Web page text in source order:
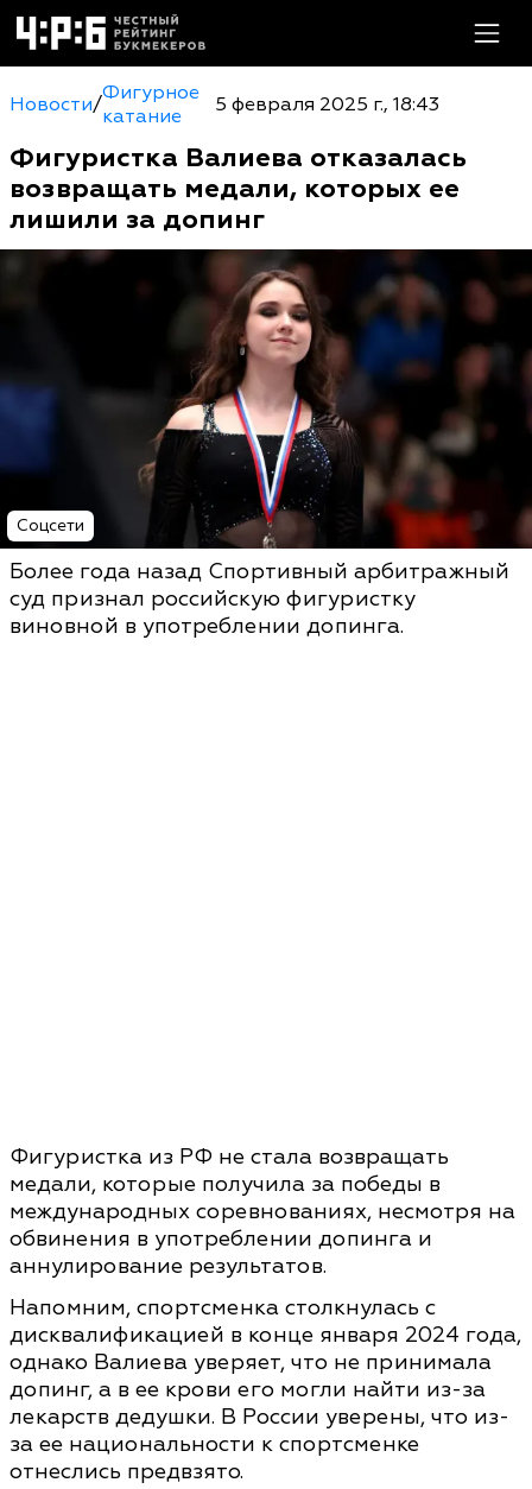
Новости/Фигурное
катание
5 февраля 2025 г., 18:43
Фигуристка Валиева отказалась
возвращать медали, которых ее
лишили за допинг
Соцсети
Более года назад Спортивный арбитражный
суд признал российскую фигуристку
виновной в употреблении допинга.
Фигуристка из РФ не стала возвращать
медали, которые получила за победы в
международных соревнованиях, несмотря на
обвинения в употреблении допинга и
аннулирование результатов.
Напомним, спортсменка столкнулась с
дисквалификацией в конце января 2024 года,
однако Валиева уверяет, что не принимала
допинг, а в ее крови его могли найти из-за
лекарств дедушки. В России уверены, что из-
за ее национальности к спортсменке
отнеслись предвзято.